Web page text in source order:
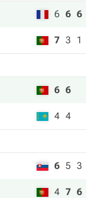
6 6 6
7 3 1
6 6
4 4
6 5 3
4 7 6